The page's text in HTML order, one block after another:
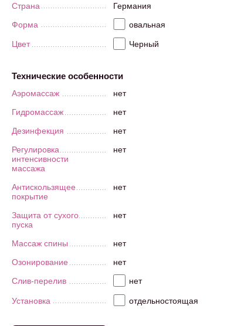
Страна
Германия
Форма
овальная
Цвет Черный
Технические особенности
Аэромассаж
нет
Гидромассаж
нет
Дезинфекция
нет
Регулировка
интенсивности
массажа
нет
Антискользящее
покрытие
нет
Защита от сухого
пуска
нет
Массаж спины
нет
Озонирование
нет
Слив-перелив
нет
Установка отдельностоящая